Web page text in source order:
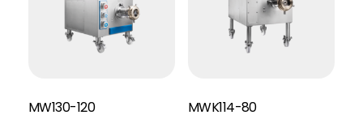
MW130-120 MWK114-80